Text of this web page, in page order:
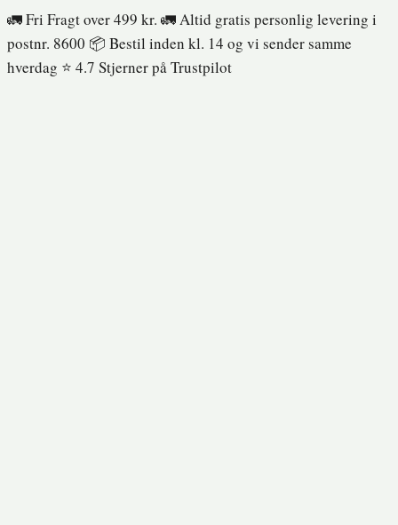
Fortsæt
til
indhold
🚛 Fri Fragt over 499 kr. 🚛 Altid gratis personlig levering i
postnr. 8600 📦 Bestil inden kl. 14 og vi sender samme
hverdag ⭐️ 4.7 Stjerner på Trustpilot